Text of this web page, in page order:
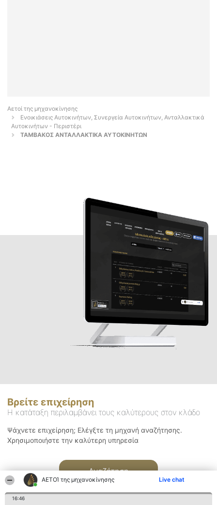
ΑΕΤΟΊ της μηχανοκίνησης Live chat
16:46
Αετοί της μηχανοκίνησης
Ενοικιάσεις Αυτοκινήτων, Συνεργεία Αυτοκινήτων, Ανταλλακτικά
Αυτοκινήτων - Περιστέρι
ΤΑΜΒΑΚΟΣ ΑΝΤΑΛΛΑΚΤΙΚΑ ΑΥΤΟΚΙΝΗΤΩΝ
Βρείτε επιχείρηση
Η κατάταξη περιλαμβάνει τους καλύτερους στον κλάδο
Ψάχνετε επιχείρηση; Ελέγξτε τη μηχανή αναζήτησης.
Χρησιμοποιήστε την καλύτερη υπηρεσία
Αναζήτηση